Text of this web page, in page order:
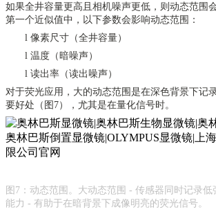
如果全井容量更高且相机噪声更低，则动态范围
第一个近似值中，以下参数会影响动态范围：
l 像素尺寸（全井容量）
l 温度（暗噪声）
l 读出率（读出噪声）
对于荧光应用，大的动态范围是在深色背景下记
要好处（图 7），尤其是在量化信号时。
图 7：动态范围。大动态范围 - 传感器同时记录低
能力 - 有助于在暗背景下成像明亮的荧光信号。